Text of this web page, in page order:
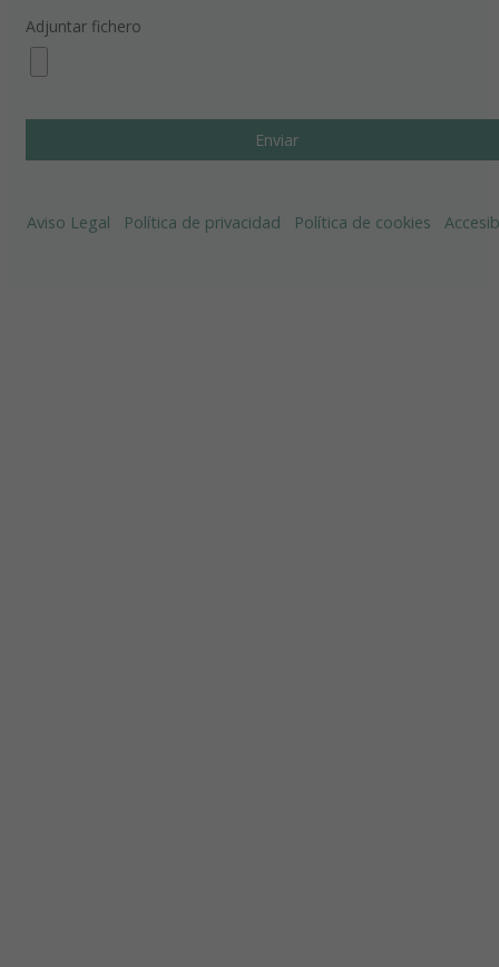
Adjuntar fichero
Aviso Legal Política de privacidad Política de cookies